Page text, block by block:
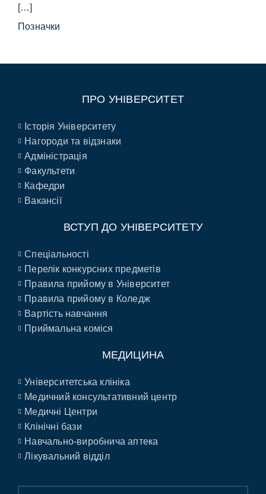
[…]
Позначки
ПРО УНІВЕРСИТЕТ
Історія Університету
Нагороди та відзнаки
Адміністрація
Факультети
Кафедри
Вакансії
ВСТУП ДО УНІВЕРСИТЕТУ
Спеціальності
Перелік конкурсних предметів
Правила прийому в Університет
Правила прийому в Коледж
Вартість навчання
Приймальна коміся
МЕДИЦИНА
Університетська клініка
Медичний консультативний центр
Медичні Центри
Клінічні бази
Навчально-виробнича аптека
Лікувальний відділ